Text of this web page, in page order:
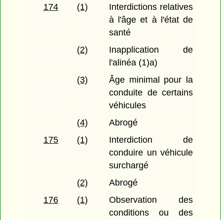
174
(1)
Interdictions relatives
à l'âge et à l'état de
santé
(2)
Inapplication de
l'alinéa (1)a)
(3)
Âge minimal pour la
conduite de certains
véhicules
(4)
Abrogé
175
(1)
Interdiction de
conduire un véhicule
surchargé
(2)
Abrogé
176
(1)
Observation des
conditions ou des